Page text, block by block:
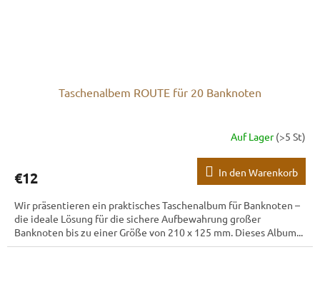
Taschenalbem ROUTE für 20 Banknoten
Auf Lager(>5 St)
€12 In den Warenkorb
Wir präsentieren ein praktisches Taschenalbum für Banknoten –
die ideale Lösung für die sichere Aufbewahrung großer
Banknoten bis zu einer Größe von 210 x 125 mm. Dieses Album...